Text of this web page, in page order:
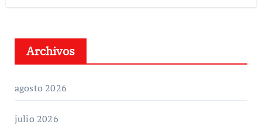
Archivos
agosto 2026
julio 2026